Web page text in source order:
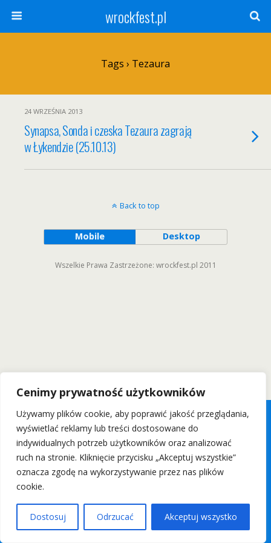
Cenimy prywatność użytkowników
Używamy plików cookie, aby poprawić jakość przeglądania,
wyświetlać reklamy lub treści dostosowane do
indywidualnych potrzeb użytkowników oraz analizować
ruch na stronie. Kliknięcie przycisku „Akceptuj wszystkie”
oznacza zgodę na wykorzystywanie przez nas plików
cookie.
Dostosuj Odrzucać Akceptuj wszystko
wrockfest.pl
Tags › Tezaura
24 WRZEŚNIA 2013
Synapsa, Sonda i czeska Tezaura zagrają
w Łykendzie (25.10.13)
Back to top
Mobile Desktop
Wszelkie Prawa Zastrzeżone: wrockfest.pl 2011